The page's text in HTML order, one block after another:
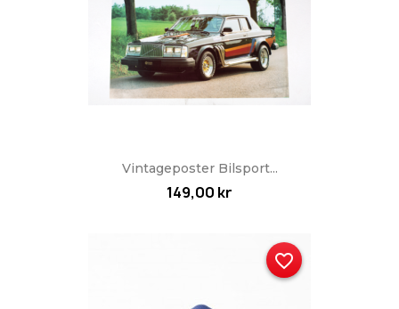
Vintageposter Bilsport...
149,00 kr
favorite_border